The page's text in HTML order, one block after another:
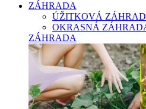
ZÁHRADA
ÚŽITKOVÁ
OKRASNÁ
ZÁHRADA